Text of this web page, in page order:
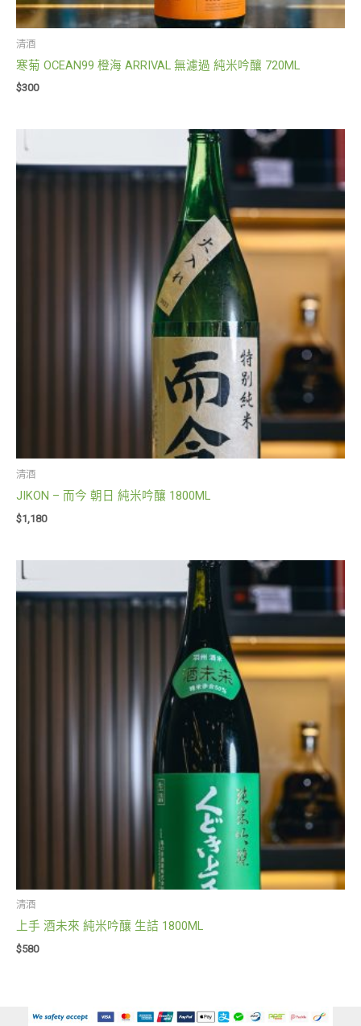
清酒
寒菊 OCEAN99 橙海 ARRIVAL 無濾過 純米吟釀 720ML
$300
清酒
JIKON – 而今 朝日 純米吟釀 1800ML
$1,180
清酒
上手 酒未來 純米吟釀 生詰 1800ML
$580